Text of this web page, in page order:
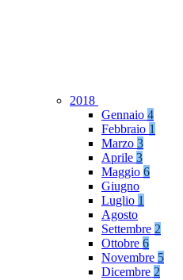
2018
Gennaio 4
Febbraio 1
Marzo 3
Aprile 3
Maggio 6
Giugno
Luglio 1
Agosto
Settembre 2
Ottobre 6
Novembre 5
Dicembre 2